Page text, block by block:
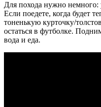
Для похода нужно немного:
Если поедете, когда будет
тоненькую курточку/
остаться в футболке.
вода и еда.